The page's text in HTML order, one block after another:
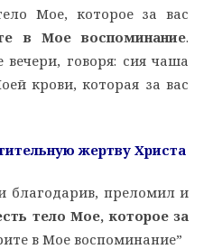
Мое, которое за вас
в Мое воспоминание.
говоря: сия чаша
крови, которая за вас
жертву Христа
благодарив, преломил и
тело Мое, которое за
в Мое воспоминание”